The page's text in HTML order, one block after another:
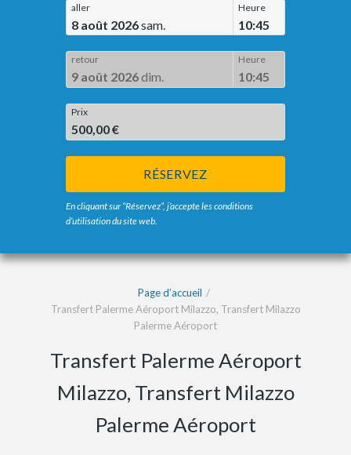
aller
8 août 2026sam.
Heure
10:45
retour
9 août 2026dim.
Heure
10:45
Prix
500,00 €
RÉSERVEZ
En cliquant sur “Réservez”, j’accepte les conditions
d’utilisation du site web.
Page d’accueil
Transfert Palerme Aéroport Milazzo, Transfert Milazzo
Palerme Aéroport
Transfert Palerme Aéroport
Milazzo, Transfert Milazzo
Palerme Aéroport